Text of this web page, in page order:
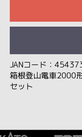
JANコード：
箱根登山電車2000
セット